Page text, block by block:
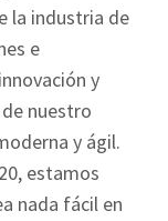
la industria de
e
y
nuestro
y ágil.
estamos
nada fácil en